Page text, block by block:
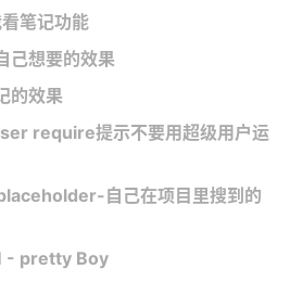
笔记功能
己想要的效果
的效果
require提示不要用超级用户运
自己在项目里搜到的
- pretty Boy